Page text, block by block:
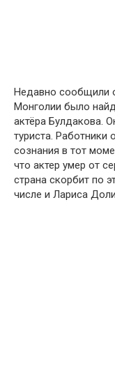
Недавно сообщили
Монголии было
актёра Булдакова.
туриста. Работники
сознания в тот
что актер умер от
страна скорбит по
числе и Лариса